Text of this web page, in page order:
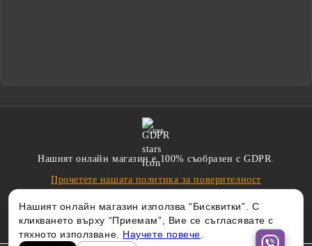
Нашият онлайн магазин използва “Бисквитки”. С
кликването върху “Приемам”, Вие се съгласявате с
тяхното използване. Научете повече
GDPR
Нашият онлайн магазин е 100% съобразен с GDPR.
Прочетете нашата политика за поверителност